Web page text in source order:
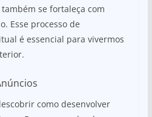
se fortaleça com
Esse processo de
é essencial para vivermos
como desenvolver